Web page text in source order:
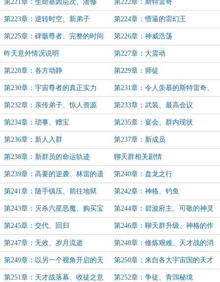
第221章：生命基因层次、潜修 第222章：斯特雷奇
第223章：逆转时空、新弟子 第224章：懵逼的雷幻王
第225章：碑骸尊者、完整的时间
本源法则、突破
第226章：神威浩荡
昨天意外情况说明 第227章：大震动
第228章：各方动静 第229章：师徒
第230章：宇宙尊者的真正实力 第231章：令人羡慕的斯特雷奇、
名传宇宙
第232章：亲传弟子、惊人资源 第233章：武装、最高会议
第234章：琐事、赠宝 第235章：宴会、群内现状
第236章：新人入群 第237章：新成员
第238章：新群员的命运轨迹 聊天群相关剧情
第239章：高要的逆袭、林雷的遗
憾
第240章：盘龙之行
第241章：随手镇压、前往地狱 第242章：神格、钓鱼
第243章：灭杀六星恶魔、购买宝
物
第244章：碧波府主、可敬的神灵
第245章：交代、回归 第246章：聊天群升级、神格的作
用
第247章：无效、岁月流逝 第248章：修炼艰难、天才战的消
息
第249章：以另一个视角开启的天
才战
第250章：来自各大宇宙国的天才
们
第251章：天才战落幕、收徒之意 第252章：争徒、青鵼秘境